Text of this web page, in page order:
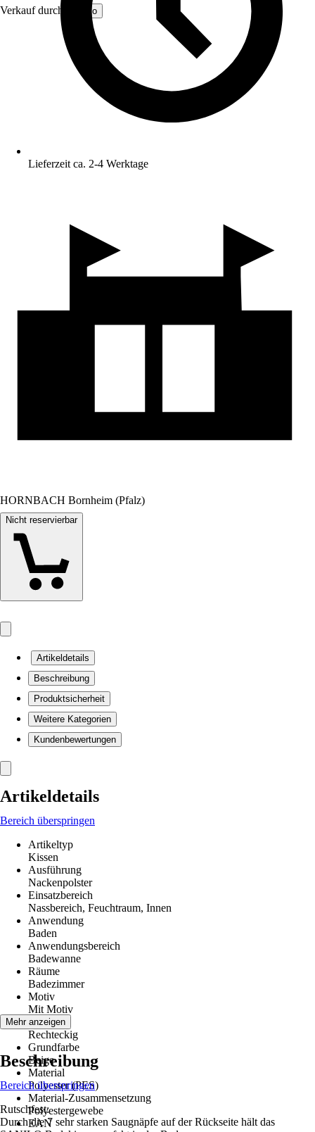
Verkauf durch: Sanilo
Lieferzeit ca. 2-4 Werktage
HORNBACH Bornheim (Pfalz)
Nicht reservierbar
Artikeldetails
Beschreibung
Produktsicherheit
Weitere Kategorien
Kundenbewertungen
Artikeldetails
Bereich überspringen
Artikeltyp
Kissen
Ausführung
Nackenpolster
Einsatzbereich
Nassbereich, Feuchtraum, Innen
Anwendung
Baden
Anwendungsbereich
Badewanne
Räume
Badezimmer
Motiv
Mit Motiv
Form
Rechteckig
Grundfarbe
Beige
Material
Polyester (PES)
Material-Zusammensetzung
Polyestergewebe
EAN
Mehr anzeigen
Beschreibung
Bereich überspringen
Rutschfest:
Durch die 7 sehr starken Saugnäpfe auf der Rückseite hält das